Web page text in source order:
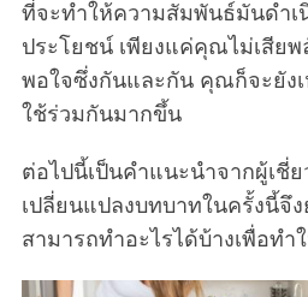
ที่จะทำให้ความสัมพันธ์มันดำเ
ประโยชน์ เพียงแค่คุณไม่เสียพ
พอใจซึ่งกันและกัน คุณก็จะยังเ
ใช้ร่วมกันมากขึ้น
ต่อไปนี้เป็นคำแนะนำจากผู้เชี่
เปลี่ยนแปลงบทบาทในครั้งนี้จึ
สามารถทำอะไรได้บ้างเพื่อทำ